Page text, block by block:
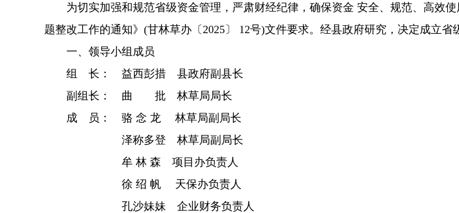
为切实加强和规范省级资金管理，严肃财经纪律，确保资金 安全、规范、高效
题整改工作的通知》(甘林草办〔2025〕 12号)文件要求。经县政府研究，决定成立
一、领导小组成员
组 长： 益西彭措 县政府副县长
副组长： 曲 批 林草局局长
成 员： 骆 念 龙 林草局副局长
泽称多登 林草局副局长
牟 林 森 项目办负责人
徐 绍 帆 天保办负责人
孔沙妹妹 企业财务负责人